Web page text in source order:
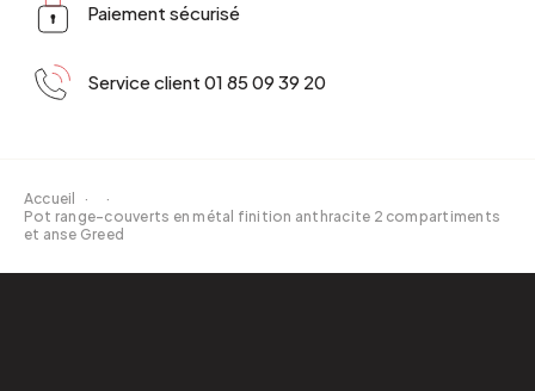
Paiement sécurisé
Service client 01 85 09 39 20
Accueil ·
·
Pot range-couverts en métal finition anthracite 2 compartiments
et anse Greed